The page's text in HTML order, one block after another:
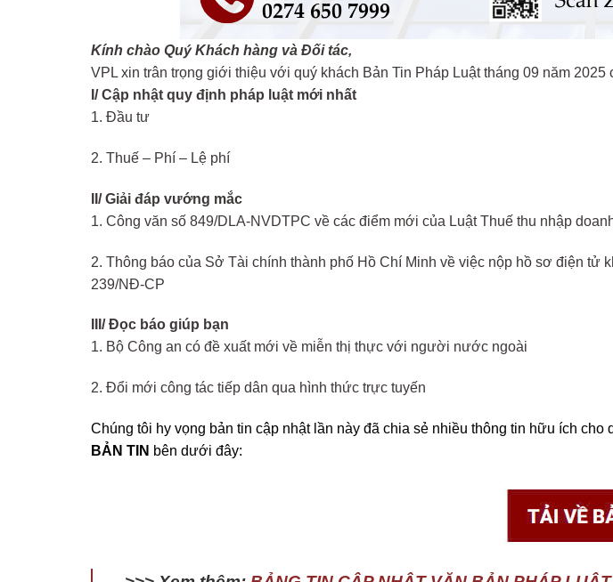
Kính chào Quý Khách hàng và Đối tác,
VPL xin trân trọng giới thiệu với quý khách Bản Tin Pháp Luật tháng 09 năm
I/ Cập nhật quy định pháp luật mới nhất
1. Đầu tư
2. Thuế – Phí – Lệ phí
II/ Giải đáp vướng mắc
1. Công văn số 849/DLA-NVDTPC về các điểm mới của Luật Thuế thu nhập
2. Thông báo của Sở Tài chính thành phố Hồ Chí Minh về việc nộp hồ sơ điện
239/NĐ-CP
III/ Đọc báo giúp bạn
1. Bộ Công an có đề xuất mới về miễn thị thực với người nước ngoài
2. Đổi mới công tác tiếp dân qua hình thức trực tuyến
Chúng tôi hy vọng bản tin cập nhật lần này đã chia sẻ nhiều thông tin hữu ích
BẢN TIN bên dưới đây: